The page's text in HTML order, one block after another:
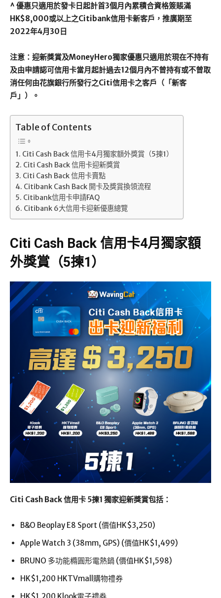
^ 優惠只適用於發卡日起計首3個月內累積合資格簽賬滿
HK$8,000或以上之Citibank信用卡新客戶，推廣期至
2022年4月30日
注意：迎新獎賞及MoneyHero獨家優惠只適用於現在不持有
及由申請認可信用卡當月起計過去12個月內不曾持有或不曾取
消任何由花旗銀行所發行之Citi信用卡之客戶（「新客
戶」）。
Table of Contents
Citi Cash Back 信用卡4月獨家額外獎賞（5揀1）
Citi Cash Back 信用卡迎新獎賞
Citi Cash Back 信用卡賣點
Citibank Cash Back 開卡及獎賞換領流程
Citibank信用卡申請FAQ
Citibank 6大信用卡迎新優惠總覽
Citi Cash Back 信用卡4月獨家額
外獎賞 （5揀1）
Citi Cash Back 信用卡 5揀1 獨家迎新獎賞包括：
B&O Beoplay E8 Sport (價值HK$3,250)
Apple Watch 3 (38mm, GPS) (價值HK$1,499)
BRUNO 多功能橢圓形電熱鍋 (價值HK$1,598)
HK$1,200 HKTVmall購物禮券